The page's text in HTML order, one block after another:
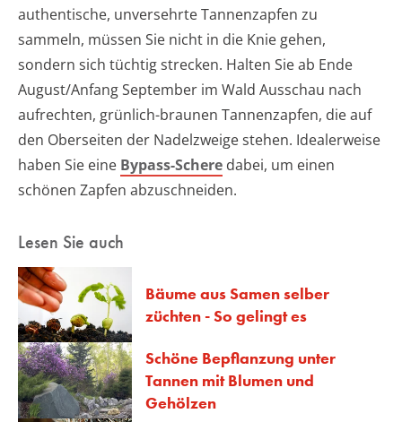
authentische, unversehrte Tannenzapfen zu
sammeln, müssen Sie nicht in die Knie gehen,
sondern sich tüchtig strecken. Halten Sie ab Ende
August/Anfang September im Wald Ausschau nach
aufrechten, grünlich-braunen Tannenzapfen, die auf
den Oberseiten der Nadelzweige stehen. Idealerweise
haben Sie eine Bypass-Schere dabei, um einen
schönen Zapfen abzuschneiden.
Lesen Sie auch
Bäume aus Samen selber
züchten - So gelingt es
Schöne Bepflanzung unter
Tannen mit Blumen und
Gehölzen